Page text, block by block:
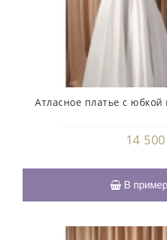
Атласное платье с юбкой
14
В